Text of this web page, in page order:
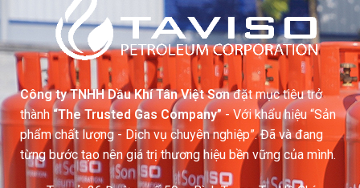
Công ty TNHH Dầu Khí Tân Việt Sơnđặt mục tiêu trở
thành “The Trusted Gas Company”- Với khẩu hiệu “Sản
phẩm chất lượng - Dịch vụ chuyên nghiệp”. Đã và đang
từng bước tạo nên giá trị thương hiệu bền vững của mình.